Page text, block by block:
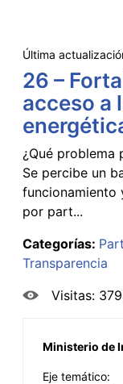
Última
26 –
acceso a
¿Qué problema
Se percibe un
funcionamiento
por part...
Categorías:
Transparencia
Visitas:
Ministerio de
Eje temático: